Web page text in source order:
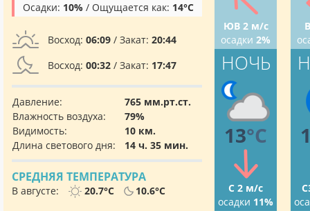
Осадки: 10% / Ощущается как: 14°C
Восход: 06:09 / Закат: 20:44
Восход: 00:32 / Закат: 17:47
Давление:
765 мм.рт.ст.
Влажность воздуха:
79%
Видимость:
10 км.
Длина светового дня:
14 ч. 35 мин.
СРЕДНЯЯ ТЕМПЕРАТУРА
В августе: 20.7°C 10.6°C
ЮВ 2 м/с
осадки 2%
НОЧЬ
13°C
С 2 м/с
осадки 11%